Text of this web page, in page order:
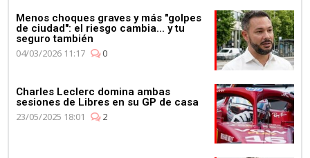
Menos choques graves y más "golpes
de ciudad": el riesgo cambia... y tu
seguro también
04/03/2026 11:17
0
Charles Leclerc domina ambas
sesiones de Libres en su GP de casa
23/05/2025 18:01
2